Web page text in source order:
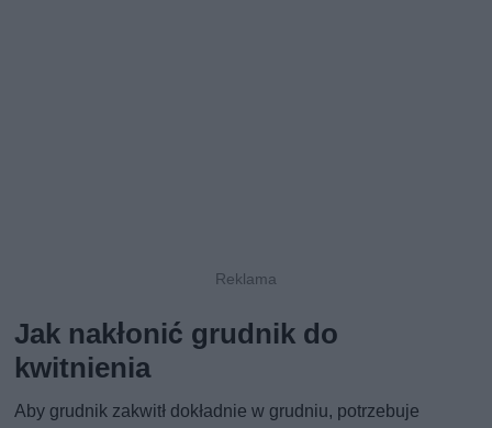
Jak nakłonić grudnik do
kwitnienia
Aby grudnik zakwitł dokładnie w grudniu, potrzebuje